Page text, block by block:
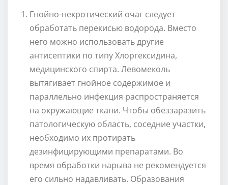
Гнойно-некротический очаг следует
обработать перекисью водорода. Вместо
него можно использовать другие
антисептики по типу Хлоргексидина,
медицинского спирта. Левомеколь
вытягивает гнойное содержимое и
параллельно инфекция распространяется
на окружающие ткани. Чтобы обеззаразить
патологическую область, соседние участки,
необходимо их протирать
дезинфицирующими препаратами. Во
время обработки нарыва не рекомендуется
его сильно надавливать. Образования